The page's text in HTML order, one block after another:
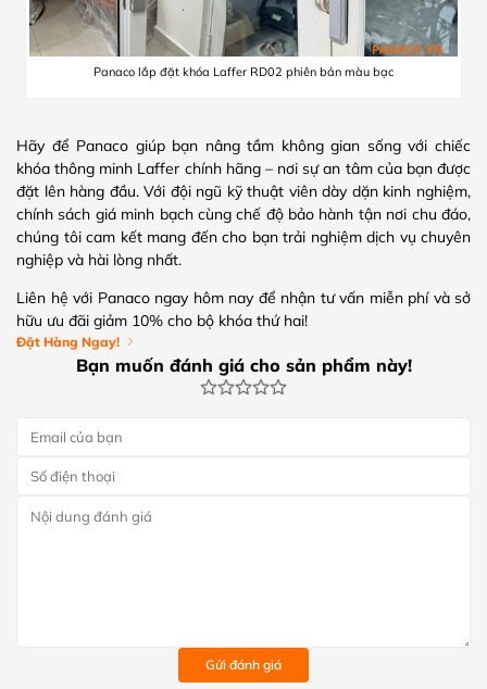
Panaco lắp đặt khóa Laffer RD02 phiên bản màu bạc
Hãy để Panaco giúp bạn nâng tầm không gian sống với chiếc
khóa thông minh Laffer chính hãng – nơi sự an tâm của bạn được
đặt lên hàng đầu. Với đội ngũ kỹ thuật viên dày dặn kinh nghiệm,
chính sách giá minh bạch cùng chế độ bảo hành tận nơi chu đáo,
chúng tôi cam kết mang đến cho bạn trải nghiệm dịch vụ chuyên
nghiệp và hài lòng nhất.
Liên hệ với Panaco ngay hôm nay để nhận tư vấn miễn phí và sở
hữu ưu đãi giảm 10% cho bộ khóa thứ hai!
Đặt Hàng Ngay!
Bạn muốn đánh giá cho sản phẩm này!
Gửi đánh giá